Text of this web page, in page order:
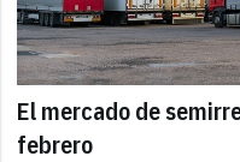
El mercado de
febrero